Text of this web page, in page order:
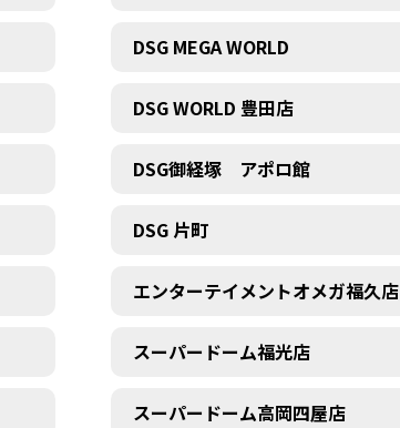
DSG MEGA WORLD
DSG WORLD 豊田店
DSG御経塚 アポロ館
DSG 片町
エンターテイメントオメガ福久店
スーパードーム福光店
スーパードーム高岡四屋店